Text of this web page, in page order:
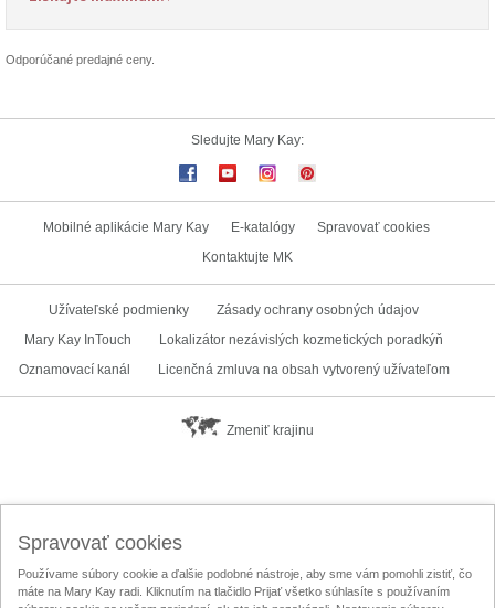
Odporúčané predajné ceny.
Sledujte Mary Kay:
Mobilné aplikácie Mary Kay E-katalógy
Spravovať cookies
Kontaktujte MK
Užívateľské podmienky
Zásady ochrany osobných údajov
Mary Kay InTouch
Lokalizátor nezávislých kozmetických poradkýň
Oznamovací kanál
Licenčná zmluva na obsah vytvorený užívateľom
Zmeniť krajinu
Spravovať cookies
Používame súbory cookie a ďalšie podobné nástroje, aby sme vám pomohli zistiť, čo
máte na Mary Kay radi. Kliknutím na tlačidlo Prijať všetko súhlasíte s používaním